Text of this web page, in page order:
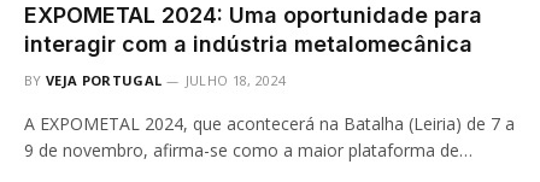
EXPOMETAL 2024: Uma oportunidade para
interagir com a indústria metalomecânica
BY VEJA PORTUGAL JULHO 18, 2024
A EXPOMETAL 2024, que acontecerá na Batalha (Leiria) de 7 a
9 de novembro, afirma-se como a maior plataforma de…